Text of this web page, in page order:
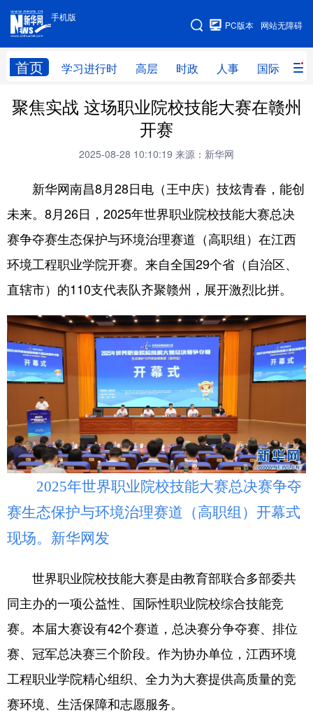
手机版
网站无障碍
PC版本
首页 学习进行时 高层 时政 人事 国际 财
手机版
网站地图
学习进行时 高层 时政 人事
全球连线
科技 科创 量子 体育
文化 书画 健康 军事
法律 中央文件 金融 汽车
学术中国 乡村振兴 银龄 溯源中国
城市 会展
彩票 娱乐 时尚
公益 一带一路 亚太网 上市公司
文化产业
地方频道
北京
辽宁 吉林 上海 江苏
浙江 安徽 福建 江西
山东 河南 湖北 湖南
广东 广西 海南 重庆
四川 贵州 云南 西藏
聚焦实战 这场职业院校技能大赛在赣州
开赛
2025-08-28 10:10:19 来源：新华网
新华网南昌8月28日电（王中庆）技炫青春，能创
未来。8月26日，2025年世界职业院校技能大赛总决
赛争夺赛生态保护与环境治理赛道（高职组）在江西
环境工程职业学院开赛。来自全国29个省（自治区、
直辖市）的110支代表队齐聚赣州，展开激烈比拼。
2025年世界职业院校技能大赛总决赛争夺
赛生态保护与环境治理赛道（高职组）开幕式
现场。新华网发
世界职业院校技能大赛是由教育部联合多部委共
同主办的一项公益性、国际性职业院校综合技能竞
赛。本届大赛设有42个赛道，总决赛分争夺赛、排位
赛、冠军总决赛三个阶段。作为协办单位，江西环境
工程职业学院精心组织、全力为大赛提供高质量的竞
赛环境、生活保障和志愿服务。